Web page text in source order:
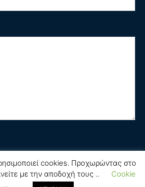
cookies. Προχωρώντας στο
με την αποδοχή τους ..
Cookie